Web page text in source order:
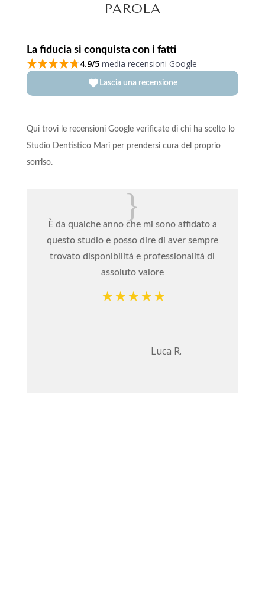
PAROLA
La fiducia si conquista con i fatti
4.9/5media recensioni Google
Lascia una recensione
Qui trovi le recensioni Google verificate di chi ha scelto lo
Studio Dentistico Mari per prendersi cura del proprio
sorriso.
{
È da qualche anno che mi sono affidato a
questo studio e posso dire di aver sempre
trovato disponibilità e professionalità di
assoluto valore
Luca R.